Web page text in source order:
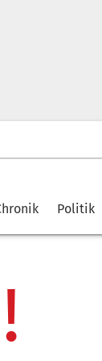
Politik